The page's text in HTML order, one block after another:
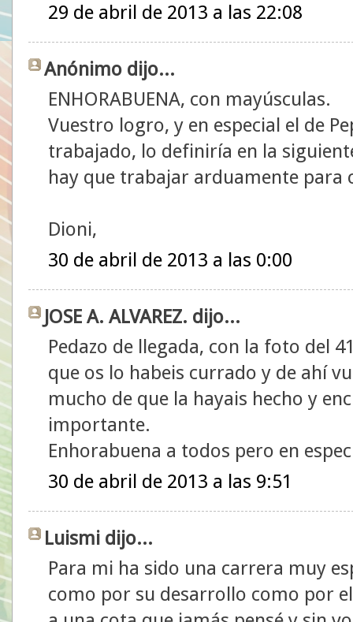
29 de abril de 2013 a las 22:08
Anónimo dijo...
ENHORABUENA, con mayúsculas.
Vuestro logro, y en especial el de
trabajado, lo definiría en la
hay que trabajar arduamente para
Dioni,
30 de abril de 2013 a las 0:00
JOSE A. ALVAREZ. dijo...
Pedazo de llegada, con la foto del
que os lo habeis currado y de ahí
mucho de que la hayais hecho y
importante.
Enhorabuena a todos pero en
30 de abril de 2013 a las 9:51
Luismi dijo...
Para mi ha sido una carrera muy
como por su desarrollo como por